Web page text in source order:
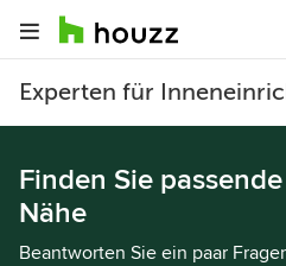
Experten für
Finden Sie
Nähe
Beantworten Sie ein paar